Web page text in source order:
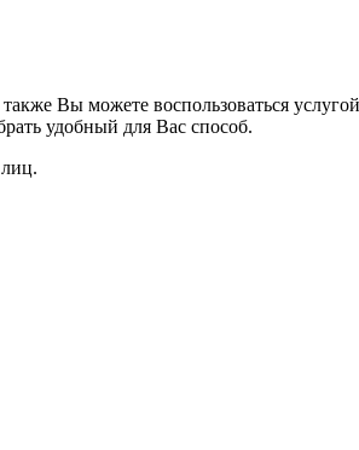
Вы можете воспользоваться
удобный для Вас способ.